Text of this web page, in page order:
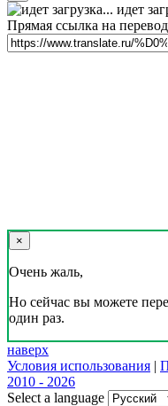
идет
Прямая ссылка на
×
Очень жаль,
Но сейчас вы можете
один раз.
наверх
Условия использования |
2010 - 2026
Select a language